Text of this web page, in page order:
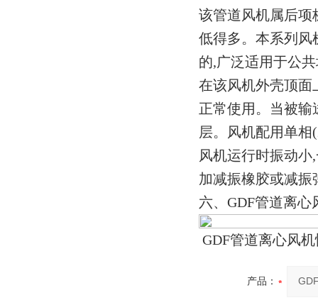
该管道风机属后项
低得多。本系列风
的,广泛适用于公
在该风机外壳顶面
正常使用。当被
层。风机配用单
风机运行时振动
加减振橡胶或减振
六、GDF管道离心
GDF管道离心风
产品：